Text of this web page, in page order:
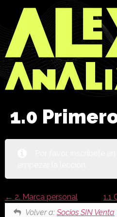
1.0
2. Marca personal
1.1
Volver a: Socios SIN Venta